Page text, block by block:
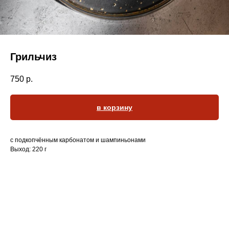
Грильчиз
750 р.
в корзину
с подкопчённым карбонатом и шампиньонами
Выход: 220 г